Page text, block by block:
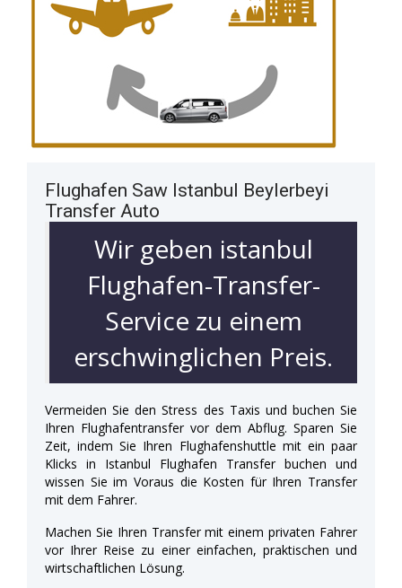
Flughafen Saw Istanbul Beylerbeyi
Transfer Auto
Wir geben istanbul
Flughafen-Transfer-
Service zu einem
erschwinglichen Preis.
Vermeiden Sie den Stress des Taxis und buchen Sie
Ihren Flughafentransfer vor dem Abflug. Sparen Sie
Zeit, indem Sie Ihren Flughafenshuttle mit ein paar
Klicks in Istanbul Flughafen Transfer buchen und
wissen Sie im Voraus die Kosten für Ihren Transfer
mit dem Fahrer.
Machen Sie Ihren Transfer mit einem privaten Fahrer
vor Ihrer Reise zu einer einfachen, praktischen und
wirtschaftlichen Lösung.